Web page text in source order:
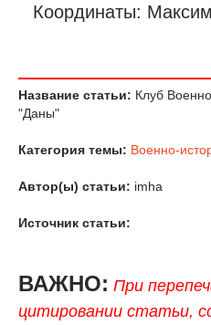
Координаты:
Название статьи: Клуб
"Даны"
Категория темы: Военно-
Автор(ы) статьи: imha
Источник статьи:
ВАЖНО: При
цитировании статьи,